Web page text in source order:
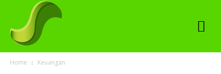
Home Keuangan